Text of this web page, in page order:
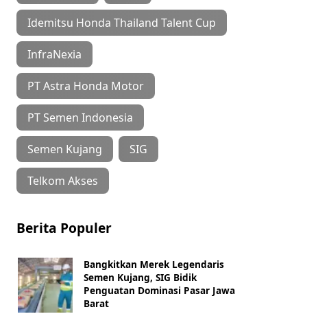
Idemitsu Honda Thailand Talent Cup
InfraNexia
PT Astra Honda Motor
PT Semen Indonesia
Semen Kujang SIG
Telkom Akses
Berita Populer
Bangkitkan Merek Legendaris
Semen Kujang, SIG Bidik
Penguatan Dominasi Pasar Jawa
Barat